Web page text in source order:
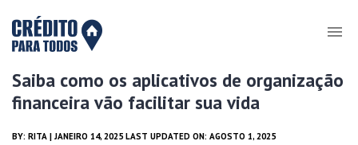
Saiba como os aplicativos de organização
financeira vão facilitar sua vida
BY: RITA | JANEIRO 14, 2025 LAST UPDATED ON: AGOSTO 1, 2025